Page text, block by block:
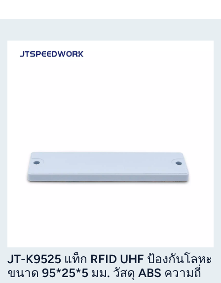
JT-K9525 แท็ก RFID UHF ป้องกันโลหะ
ขนาด 95*25*5 มม. วัสดุ ABS ความถี่